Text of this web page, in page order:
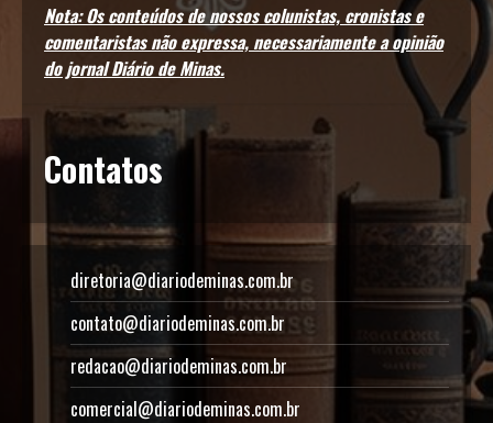
Nota: Os conteúdos de nossos colunistas, cronistas e
comentaristas não expressa, necessariamente a opinião
do jornal Diário de Minas.
Contatos
diretoria@diariodeminas.com.br
contato@diariodeminas.com.br
redacao@diariodeminas.com.br
comercial@diariodeminas.com.br